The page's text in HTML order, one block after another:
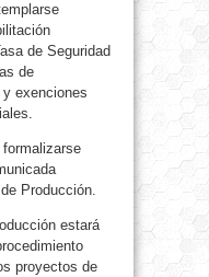
de Seguridad
de
exenciones
formalizarse
Producción.
estará
proyectos de